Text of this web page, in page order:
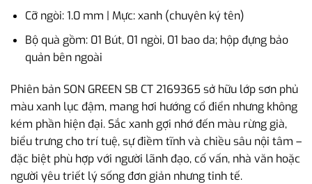
Cỡ ngòi: 1.0 mm | Mực: xanh (chuyên ký tên)
Bộ quà gồm: 01 Bút, 01 ngòi, 01 bao da; hộp đựng bảo
quản bên ngoài
Phiên bản SON GREEN SB CT 2169365 sở hữu lớp sơn phủ
màu xanh lục đậm, mang hơi hướng cổ điển nhưng không
kém phần hiện đại. Sắc xanh gợi nhớ đến màu rừng già,
biểu trưng cho trí tuệ, sự điềm tĩnh và chiều sâu nội tâm –
đặc biệt phù hợp với người lãnh đạo, cố vấn, nhà văn hoặc
người yêu triết lý sống đơn giản nhưng tinh tế.